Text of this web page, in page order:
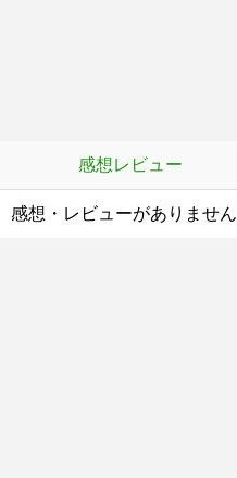
感想レビュー
感想・レビューがありません